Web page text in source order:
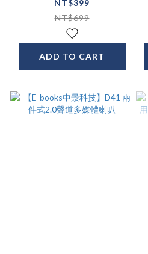
充電器
NT$399
NT$699
ADD TO CART